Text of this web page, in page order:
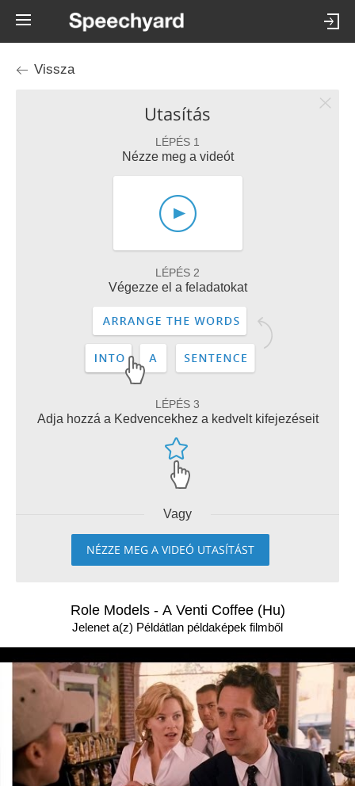
Vissza
Utasítás
LÉPÉS 1
Nézze meg a videót
LÉPÉS 2
Végezze el a feladatokat
LÉPÉS 3
Adja hozzá a Kedvencekhez a kedvelt kifejezéseit
Vagy
NÉZZE MEG A VIDEÓ UTASÍTÁST
Role Models - A Venti Coffee (Hu)
Jelenet a(z) Példátlan példaképek filmből